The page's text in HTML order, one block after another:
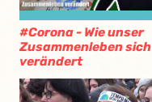
#Corona - Wie unser
Zusammenleben sich
verändert